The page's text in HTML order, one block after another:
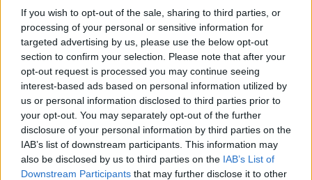
If you wish to opt-out of the sale, sharing to third parties, or
processing of your personal or sensitive information for
targeted advertising by us, please use the below opt-out
section to confirm your selection. Please note that after your
opt-out request is processed you may continue seeing
interest-based ads based on personal information utilized by
us or personal information disclosed to third parties prior to
your opt-out. You may separately opt-out of the further
disclosure of your personal information by third parties on the
IAB’s list of downstream participants. This information may
also be disclosed by us to third parties on the IAB’s List of
Downstream Participants that may further disclose it to other